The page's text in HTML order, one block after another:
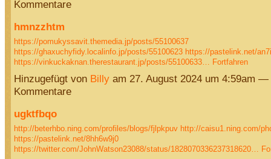
Kommentare
hmnzzhtm
https://pomukyssavit.themedia.jp/posts/55100637
https://ghaxuchyfidy.localinfo.jp/posts/55100623 https://pastelink.net/
https://vinkuckaknan.therestaurant.jp/posts/55100633…
Fortfahren
Hinzugefügt von Billyam 27. August 2024 um 4:59am —
Kommentare
ugktfbqo
http://beterhbo.ning.com/profiles/blogs/fjlpkpuv http://caisu1.ning.com/
https://pastelink.net/8hh6w9j0
https://twitter.com/JohnWatson23088/status/1828070336237318620…